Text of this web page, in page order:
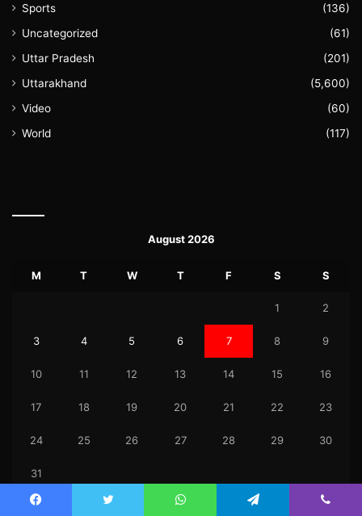
Sports
(136)
Uncategorized
(61)
Uttar Pradesh
(201)
Uttarakhand
(5,600)
Video
(60)
World
(117)
August 2026
M T W T F S S
1 2
3 4 5 6 7 8 9
10 11 12 13 14 15 16
17 18 19 20 21 22 23
24 25 26 27 28 29 30
31